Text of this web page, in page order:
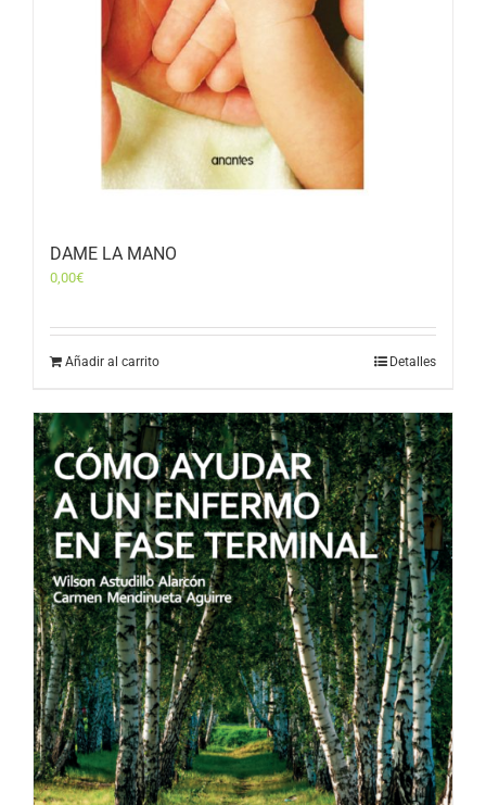
DAME LA MANO
0,00€
Añadir al carrito Detalles